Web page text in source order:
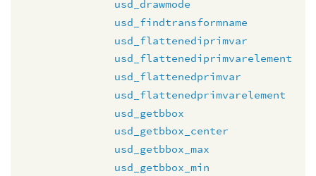
usd_drawmode
usd_findtransformname
usd_flattenediprimvar
usd_flattenediprimvarelement
usd_flattenedprimvar
usd_flattenedprimvarelement
usd_getbbox
usd_getbbox_center
usd_getbbox_max
usd_getbbox_min